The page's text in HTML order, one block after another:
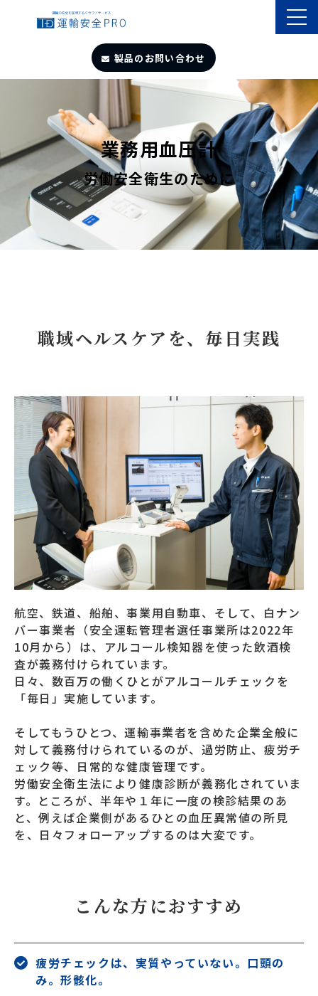
製品のお問い合わせ
導入事例
製品・サービス
自動点呼
業務用血圧計
労働安全衛生のために
職域ヘルスケアを、毎日実践
航空、鉄道、船舶、事業用自動車、そして、白ナン
バー事業者（安全運転管理者選任事業所は2022年
10月から）は、アルコール検知器を使った飲酒検
査が義務付けられています。
日々、数百万の働くひとがアルコールチェックを
「毎日」実施しています。
そしてもうひとつ、運輸事業者を含めた企業全般に
対して義務付けられているのが、過労防止、疲労チ
ェック等、日常的な健康管理です。
労働安全衛生法により健康診断が義務化されていま
す。ところが、半年や１年に一度の検診結果のあ
と、例えば企業側があるひとの血圧異常値の所見
を、日々フォローアップするのは大変です。
こんな方におすすめ
疲労チェックは、実質やっていない。口頭の
み。形骸化。